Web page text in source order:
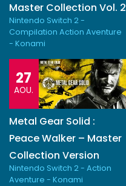
Master Collection Vol. 2
Nintendo Switch 2 -
Compilation Action Aventure
- Konami
27
AOU.
Metal Gear Solid :
Peace Walker – Master
Collection Version
Nintendo Switch 2 - Action
Aventure - Konami